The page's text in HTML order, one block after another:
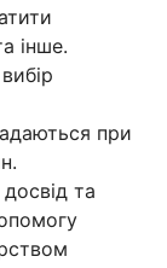
інше.
при
досвід та